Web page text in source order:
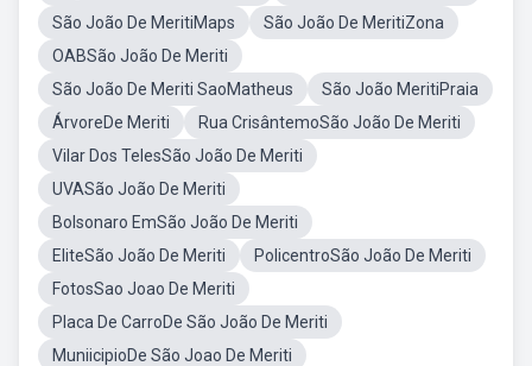
São João De MeritiMaps
São João De MeritiZona
OABSão João De Meriti
São João De Meriti SaoMatheus
São João MeritiPraia
ÁrvoreDe Meriti
Rua CrisântemoSão João De Meriti
Vilar Dos TelesSão João De Meriti
UVASão João De Meriti
Bolsonaro EmSão João De Meriti
EliteSão João De Meriti
PolicentroSão João De Meriti
FotosSao Joao De Meriti
Placa De CarroDe São João De Meriti
MuniicipioDe São Joao De Meriti